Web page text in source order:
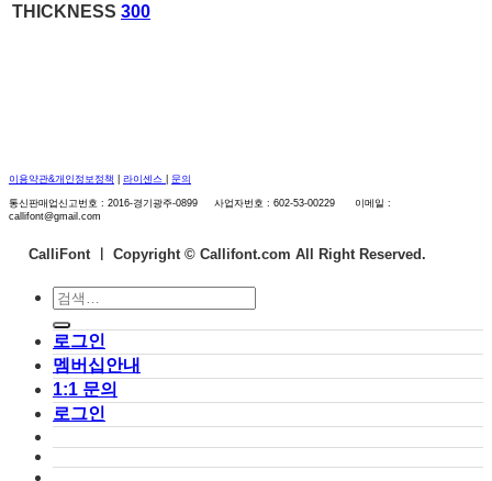
THICKNESS 300
이용약관&개인정보정책 라이센스 문의
통신판매업신고번호 : 2016-경기광주-0899 사업자번호 : 602-53-00229 이메일 :
callifont@gmail.com
CalliFont ㅣ Copyright © Callifont.com All Right Reserved.
검
색:
로그인
멤버십안내
1:1 문의
로그인